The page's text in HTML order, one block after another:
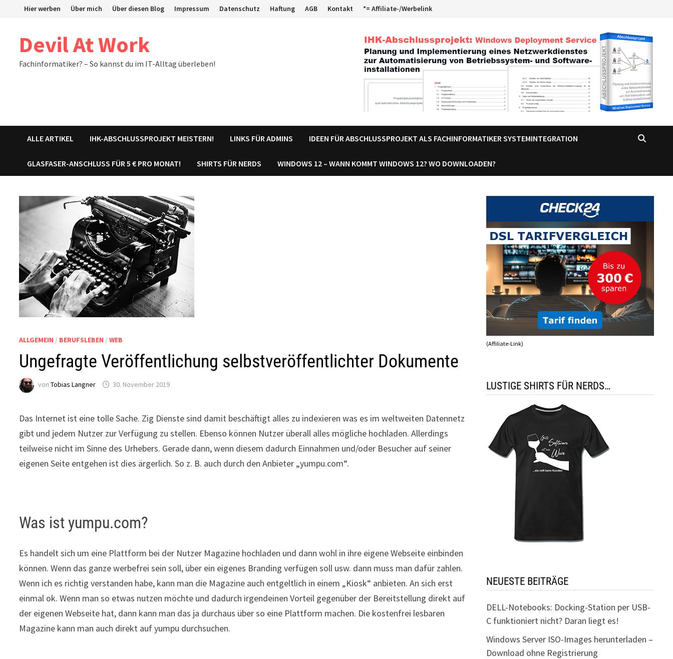
Hier werben Über mich Über diesen Blog Impressum Datenschutz Haftung AGB Kontakt *= Affiliate-/Werbelink
Devil At Work
Fachinformatiker? – So kannst du im IT-Alltag überleben!
ALLE ARTIKEL IHK-ABSCHLUSSPROJEKT MEISTERN! LINKS FÜR ADMINS IDEEN FÜR ABSCHLUSSPROJEKT ALS FACHINFORMATIKER SYSTEMINTEGRATION
GLASFASER-ANSCHLUSS FÜR 5 € PRO MONAT! SHIRTS FÜR NERDS WINDOWS 12 – WANN KOMMT WINDOWS 12? WO DOWNLOADEN?
ALLGEMEIN / BERUFSLEBEN /WEB
Ungefragte Veröffentlichung selbstveröffentlichter Dokumente
vonTobias Langner 30. November 2019
Das Internet ist eine tolle Sache. Zig Dienste sind damit beschäftigt alles zu indexieren was es im weltweiten Datennetz
gibt und jedem Nutzer zur Verfügung zu stellen. Ebenso können Nutzer überall alles mögliche hochladen. Allerdings
teilweise nicht im Sinne des Urhebers. Gerade dann, wenn diesem dadurch Einnahmen und/oder Besucher auf seiner
eigenen Seite entgehen ist dies ärgerlich. So z. B. auch durch den Anbieter „yumpu.com“.
Was ist yumpu.com?
Es handelt sich um eine Plattform bei der Nutzer Magazine hochladen und dann wohl in ihre eigene Webseite einbinden
können. Wenn das ganze werbefrei sein soll, über ein eigenes Branding verfügen soll usw. dann muss man dafür zahlen.
Wenn ich es richtig verstanden habe, kann man die Magazine auch entgeltlich in einem „Kiosk“ anbieten. An sich erst
einmal ok. Wenn man so etwas nutzen möchte und dadurch irgendeinen Vorteil gegenüber der Bereitstellung direkt auf
der eigenen Webseite hat, dann kann man das ja durchaus über so eine Plattform machen. Die kostenfrei lesbaren
Magazine kann man auch direkt auf yumpu durchsuchen.
(Affiliate-Link)
LUSTIGE SHIRTS FÜR NERDS…
NEUESTE BEITRÄGE
DELL-Notebooks: Docking-Station per USB-
C funktioniert nicht? Daran liegt es!
Windows Server ISO-Images herunterladen –
Download ohne Registrierung